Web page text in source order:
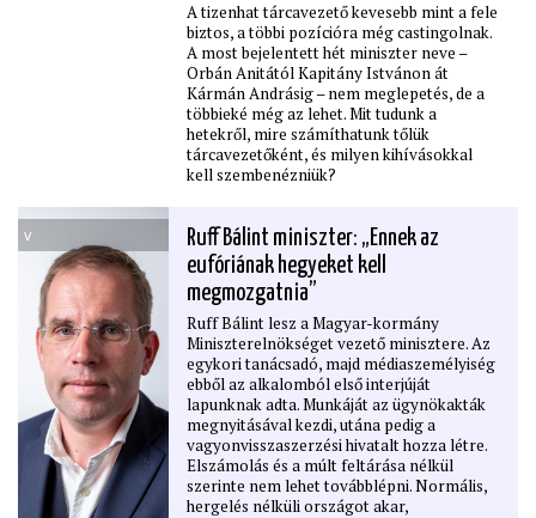
A tizenhat tárcavezető kevesebb mint a fele
biztos, a többi pozícióra még castingolnak.
A most bejelentett hét miniszter neve –
Orbán Anitától Kapitány Istvánon át
Kármán Andrásig – nem meglepetés, de a
többieké még az lehet. Mit tudunk a
hetekről, mire számíthatunk tőlük
tárcavezetőként, és milyen kihívásokkal
kell szembenézniük?
v
Ruff Bálint miniszter: „Ennek az
eufóriának hegyeket kell
megmozgatnia”
Ruff Bálint lesz a Magyar-kormány
Miniszterelnökséget vezető minisztere. Az
egykori tanácsadó, majd médiaszemélyiség
ebből az alkalomból első interjúját
lapunknak adta. Munkáját az ügynökakták
megnyitásával kezdi, utána pedig a
vagyonvisszaszerzési hivatalt hozza létre.
Elszámolás és a múlt feltárása nélkül
szerinte nem lehet továbblépni. Normális,
hergelés nélküli országot akar,